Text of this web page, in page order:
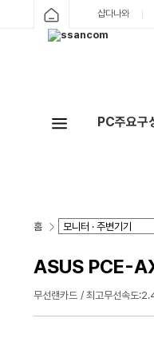
샵다나와
PC주요구
홈
ASUS PCE-
무선랜카드 최고무선속도